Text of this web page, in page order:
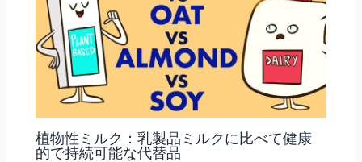
植物性ミルク：乳製品ミルクに比べて健康
的で持続可能な代替品